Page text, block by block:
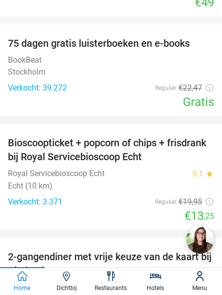
75 dagen gratis luisterboeken en e-books
BookBeat
Stockholm
Verkocht: 39.272
Regulier €22,47
Gratis
34%
Bioscoopticket + popcorn of chips + frisdrank
bij Royal Servicebioscoop Echt
Royal Servicebioscoop Echt 9.1 star
Echt (10 km)
Verkocht: 3.371
Regulier €19,95
€13,25
23%
favorite_border
2-gangendiner met vrije keuze van de kaart bij
KitchenbyPJ
KitchenbyPJ 9.0star
Home Dichtbij Restaurants Hotels Menu